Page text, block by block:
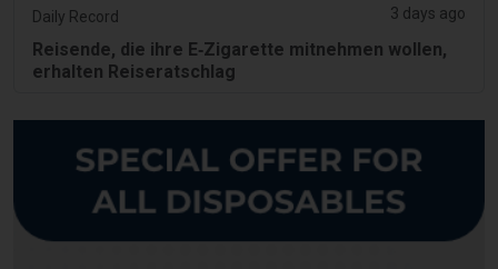
Daily Record 3 days ago
Reisende, die ihre E‑Zigarette mitnehmen wollen,
erhalten Reiseratschlag